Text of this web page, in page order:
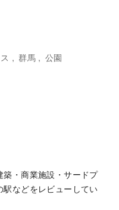
群馬 公園
・商業施設・サードプ
などをレビューしてい